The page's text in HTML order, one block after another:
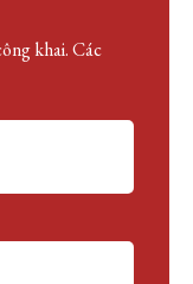
khai.Các